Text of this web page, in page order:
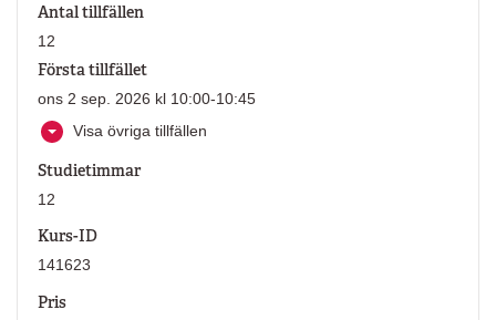
Antal tillfällen
12
Första tillfället
ons 2 sep. 2026 kl 10:00-10:45
Visa övriga tillfällen
Studietimmar
12
Kurs-ID
141623
Pris